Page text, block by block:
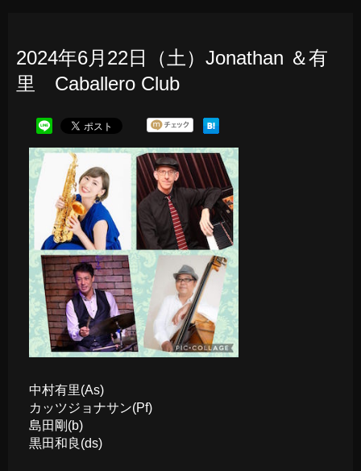
2024年6月22日（土）Jonathan ＆有
里 Caballero Club
中村有里(As)
カッツジョナサン(Pf)
島田剛(b)
黒田和良(ds)